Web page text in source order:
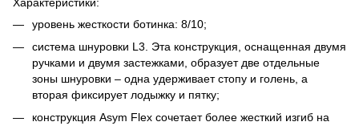
уровень жесткости ботинка: 8/10;
система шнуровки L3. Эта конструкция, оснащенная двумя
ручками и двумя застежками, образует две отдельные
зоны шнуровки – одна удерживает стопу и голень, а
вторая фиксирует лодыжку и пятку;
конструкция Asym Flex сочетает более жесткий изгиб на